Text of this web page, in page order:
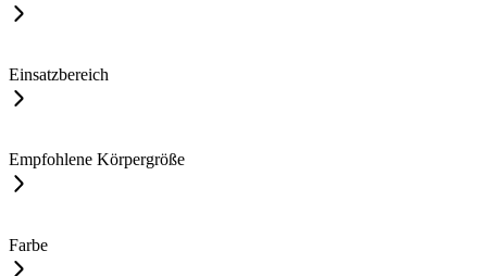
Einsatzbereich
Empfohlene Körpergröße
Farbe